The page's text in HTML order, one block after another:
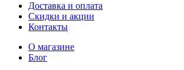
Доставка и оплата
Скидки и акции
Контакты
О магазине
Блог